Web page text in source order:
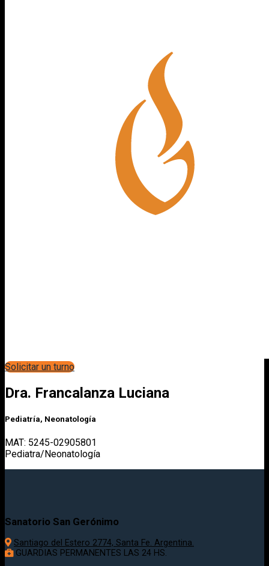
Solicitar un turno
Dra. Francalanza Luciana
Pediatría, Neonatología
MAT: 5245-02905801
Pediatra/Neonatología
Sanatorio San Gerónimo
Santiago del Estero 2774, Santa Fe. Argentina.
GUARDIAS PERMANENTES LAS 24 HS.